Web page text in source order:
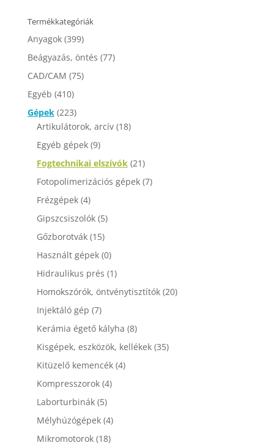
Termékkategóriák
Anyagok (399)
Beágyazás, öntés (77)
CAD/CAM (75)
Egyéb (410)
Gépek (223)
Artikulátorok, arcív (18)
Egyéb gépek (9)
Fogtechnikai elszívók (21)
Fotopolimerizációs gépek (7)
Frézgépek (4)
Gipszcsiszolók (5)
Gőzborotvák (15)
Használt gépek (0)
Hidraulikus prés (1)
Homokszórók, öntvénytisztítók (20)
Injektáló gép (7)
Kerámia égető kályha (8)
Kisgépek, eszközök, kellékek (35)
Kitüzelő kemencék (4)
Kompresszorok (4)
Laborturbinák (5)
Mélyhúzógépek (4)
Mikromotorok (18)